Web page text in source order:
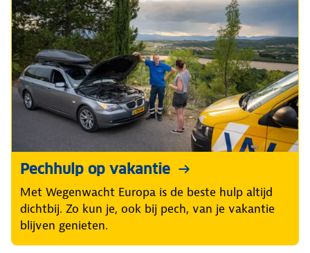
Pechhulp op vakantie
Met Wegenwacht Europa is de beste hulp altijd
dichtbij. Zo kun je, ook bij pech, van je vakantie
blijven genieten.